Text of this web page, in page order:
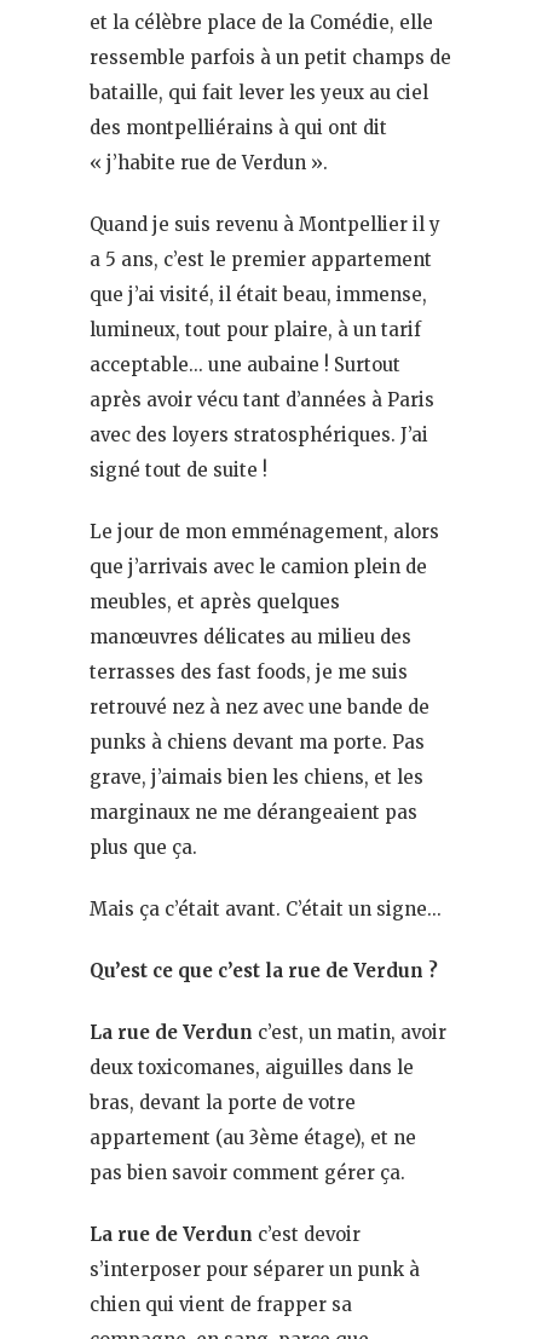
et la célèbre place de la Comédie, elle
ressemble parfois à un petit champs de
bataille, qui fait lever les yeux au ciel
des montpelliérains à qui ont dit
« j’habite rue de Verdun ».
Quand je suis revenu à Montpellier il y
a 5 ans, c’est le premier appartement
que j’ai visité, il était beau, immense,
lumineux, tout pour plaire, à un tarif
acceptable… une aubaine ! Surtout
après avoir vécu tant d’années à Paris
avec des loyers stratosphériques. J’ai
signé tout de suite !
Le jour de mon emménagement, alors
que j’arrivais avec le camion plein de
meubles, et après quelques
manœuvres délicates au milieu des
terrasses des fast foods, je me suis
retrouvé nez à nez avec une bande de
punks à chiens devant ma porte. Pas
grave, j’aimais bien les chiens, et les
marginaux ne me dérangeaient pas
plus que ça.
Mais ça c’était avant. C’était un signe…
Qu’est ce que c’est la rue de Verdun ?
La rue de Verdun c’est, un matin, avoir
deux toxicomanes, aiguilles dans le
bras, devant la porte de votre
appartement (au 3ème étage), et ne
pas bien savoir comment gérer ça.
La rue de Verdun c’est devoir
s’interposer pour séparer un punk à
chien qui vient de frapper sa